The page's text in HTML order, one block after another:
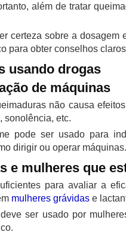
além de tratar
certeza sobre a dosagem
para obter conselhos
usando drogas
de máquinas
não causa
sonolência, etc.
pode ser usado para
dirigir ou operar máquinas.
e mulheres que
para avaliar a
mulheres grávidase
ser usado por